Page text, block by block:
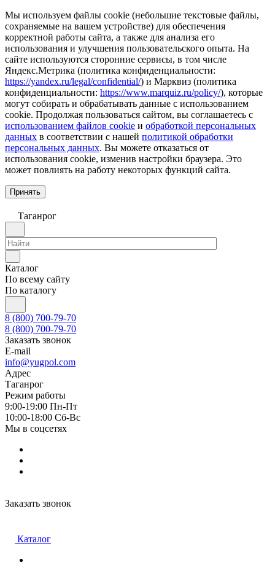
Мы используем файлы cookie (небольшие текстовые файлы,
сохраняемые на вашем устройстве) для обеспечения
корректной работы сайта, а также для анализа его
использования и улучшения пользовательского опыта. На
сайте используются сторонние сервисы, в том числе
Яндекс.Метрика (политика конфиденциальности:
https://yandex.ru/legal/confidential/) и Марквиз (политика
конфиденциальности: https://www.marquiz.ru/policy/), которые
могут собирать и обрабатывать данные с использованием
cookie. Продолжая пользоваться сайтом, вы соглашаетесь с
использованием файлов cookie и обработкой персональных
данных в соответствии с нашей политикой обработки
персональных данных. Вы можете отказаться от
использования cookie, изменив настройки браузера. Это
может повлиять на работу некоторых функций сайта.
Принять
Таганрог
Каталог
По всему сайту
По каталогу
8 (800) 700-79-70
8 (800) 700-79-70
Заказать звонок
E-mail
info@yugpol.com
Адрес
Таганрог
Режим работы
9:00-19:00 Пн-Пт
10:00-18:00 Cб-Вс
Мы в соцсетях
Заказать звонок
Каталог